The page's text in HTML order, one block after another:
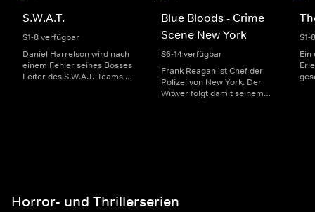
S.W.A.T.
S1-8 verfügbar
Daniel Harrelson wird nach
einem Fehler seines Bosses
Leiter des S.W.A.T.-Teams in
Blue Bloods - Crime
Scene New York
S6-14 verfügbar
Frank Reagan ist Chef der
Polizei von New York. Der
Witwer folgt damit seinem
bloßer Job, sondern eine
regelrechte
S1-
Ein
Horror- und Thrillerserien